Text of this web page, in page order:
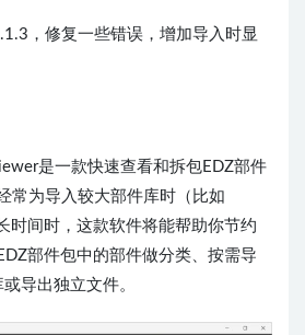
，修复一些错误，增加导入时显
是一款快速查看和拆包EDZ部件
常为导入较大部件库时（比如
时间时，这款软件将能帮助你节约
部件包中的部件做分类、按需导
导出独立文件。